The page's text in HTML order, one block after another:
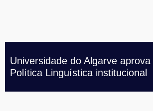
Universidade do Algarve aprova
Política Linguística institucional